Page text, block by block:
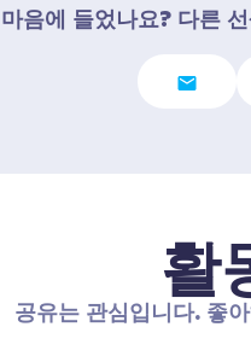
마음에 들었나요? 다른
활
공유는 관심입니다. 좋